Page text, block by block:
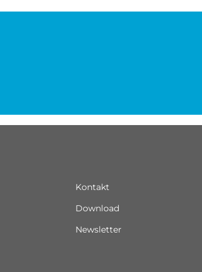
Kontakt
Download
Newsletter